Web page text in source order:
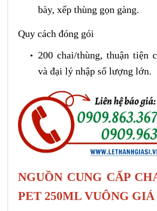
bày, xếp thùng gọn gàng.
Quy cách đóng gói
200 chai/thùng, thuận tiện
và đại lý nhập số lượng lớn.
NGUỒN CUNG CẤP
PET 250ML VUÔNG GIÁ